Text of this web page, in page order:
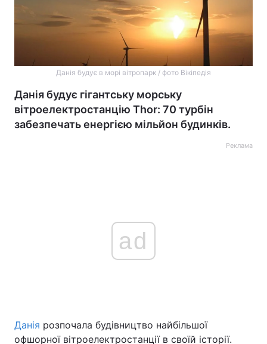
Головна Війна
Данія будує в морі вітропарк / фото Вікіпедія
Данія будує гігантську морську
вітроелектростанцію Thor: 70 турбін
забезпечать енергією мільйон будинків.
Реклама
ad
Данія розпочала будівництво найбільшої
офшорної вітроелектростанції в своїй історії.